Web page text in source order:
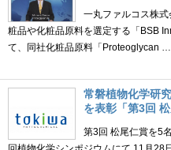
一丸ファルコス株
粧品や化粧品原料を選定する「BSB
て、同社化粧品原料「Proteoglycan
常磐植物化学研
を表彰「第3回
第3回 松尾仁賞を5